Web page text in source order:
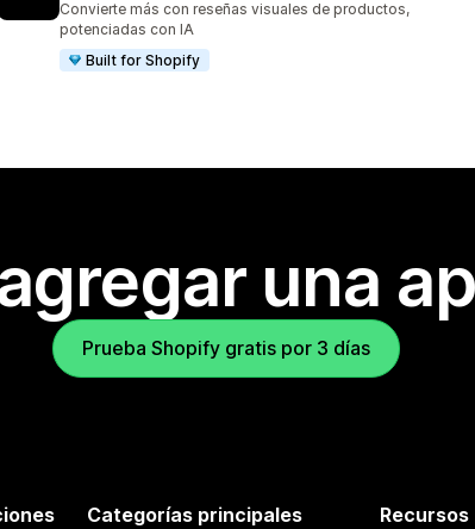
Convierte más con reseñas visuales de productos,
potenciadas con IA
Built for Shopify
una
Prueba Shopify gratis por 3 días
Categorías principales Recursos